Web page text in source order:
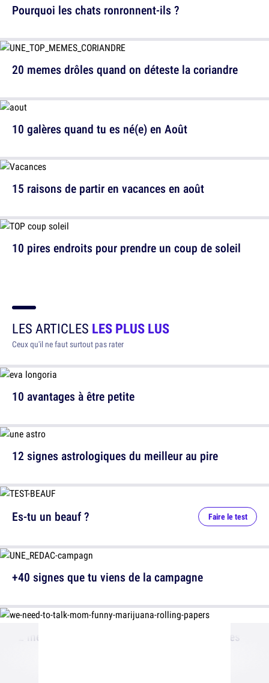
20 memes drôles quand on déteste la coriandre
15 raisons de partir en vacances en août
Pourquoi les chats ronronnent-ils ?
10 galères quand tu es né(e) en Août
10 pires endroits pour prendre un coup de soleil
LES ARTICLES LES PLUS LUS
Ceux qu'il ne faut surtout pas rater
10 avantages à être petite
12 signes astrologiques du meilleur au pire
12 messages laissés par des parents très drôles
Es-tu un beauf ? Faire le test
+40 signes que tu viens de la campagne